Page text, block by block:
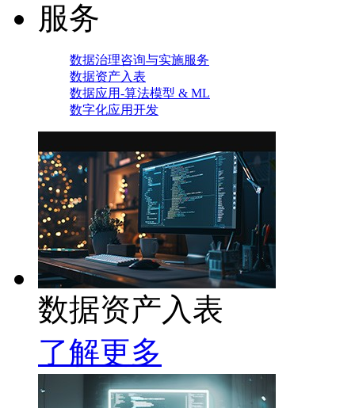
服务
数据治理咨询与实施服务
数据资产入表
数据应用-算法模型 & ML
数字化应用开发
数据资产入表
了解更多